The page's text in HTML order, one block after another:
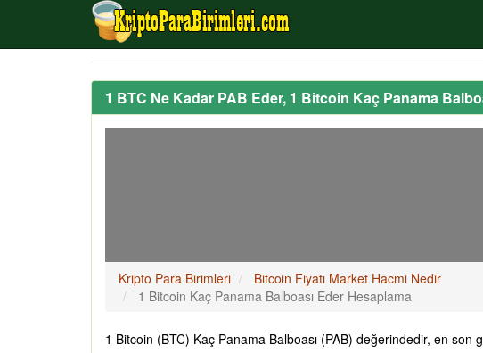
1 BTC Ne Kadar PAB Eder, 1 Bitcoin Kaç Panama
Kripto Para Birimleri
Bitcoin Fiyatı Market Hacmi Nedir
1 Bitcoin Kaç Panama Balboası Eder Hesaplama
1 Bitcoin (BTC) Kaç Panama Balboası (PAB) değerindedir, en